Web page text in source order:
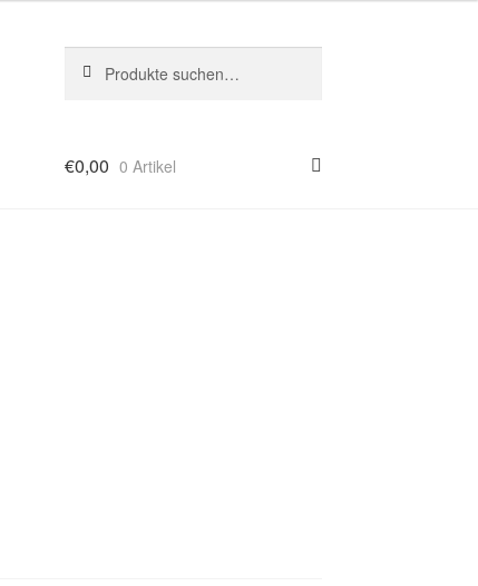
nach:
€0,00 0 Artikel